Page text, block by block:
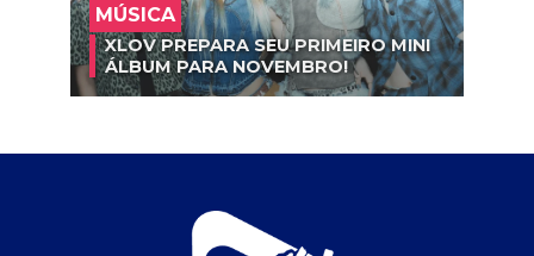
MÚSICA
XLOV PREPARA SEU PRIMEIRO MINI
ÁLBUM PARA NOVEMBRO!